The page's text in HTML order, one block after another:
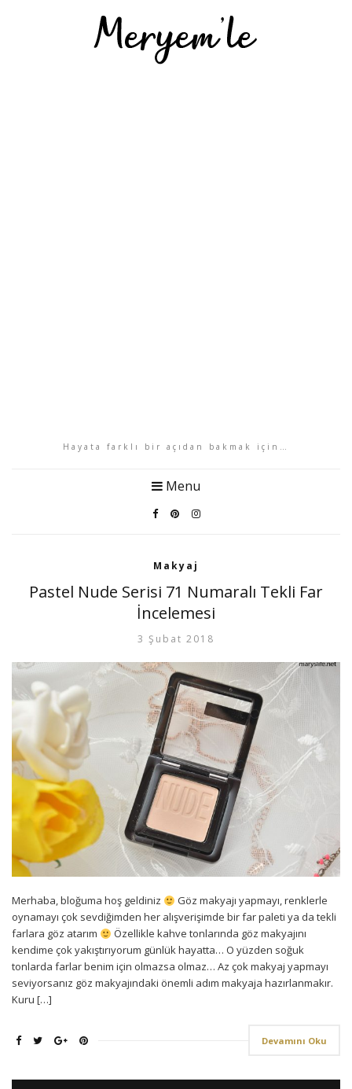
Hayata farklı bir açıdan bakmak için…
Menu
Makyaj
Pastel Nude Serisi 71 Numaralı Tekli Far
İncelemesi
3 Şubat 2018
Merhaba, bloğuma hoş geldiniz
Göz makyajı yapmayı, renklerle
oynamayı çok sevdiğimden her alışverişimde bir far paleti ya da tekli
farlara göz atarım
Özellikle kahve tonlarında göz makyajını
kendime çok yakıştırıyorum günlük hayatta… O yüzden soğuk
tonlarda farlar benim için olmazsa olmaz… Az çok makyaj yapmayı
seviyorsanız göz makyajındaki önemli adım makyaja hazırlanmakır.
Kuru […]
Devamını Oku